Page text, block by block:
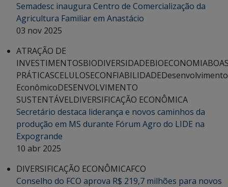
Semadesc inaugura Centro de Comercialização da
Agricultura Familiar em Anastácio
03 nov 2025
ATRAÇÃO DE
INVESTIMENTOSBIODIVERSIDADEBIOECONOMIA
PRÁTICASCELULOSECONFIABILIDADEDesenvolvimento
EconômicoDESENVOLVIMENTO
SUSTENTÁVELDIVERSIFICAÇÃO ECONÔMICA
Secretário destaca liderança e novos caminhos da
produção em MS durante Fórum Agro do LIDE na
Expogrande
10 abr 2025
DIVERSIFICAÇÃO ECONÔMICAFCO
Conselho do FCO aprova R$ 219,7 milhões para novos